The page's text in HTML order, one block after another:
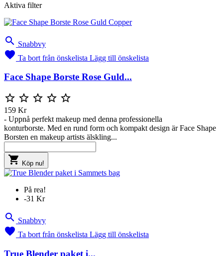
Aktiva filter
 Snabbvy
 Ta bort från önskelista Lägg till önskelista
Face Shape Borste Rose Guld...
    
159 Kr
- Uppnå perfekt makeup med denna professionella
konturborste. Med en rund form och kompakt design är Face Shape
Borsten en makeup artists älskling...
 Köp nu!
På rea!
-31 Kr
 Snabbvy
 Ta bort från önskelista Lägg till önskelista
True Blender paket i...